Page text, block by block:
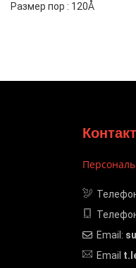
Размер пор : 120Å
Email:
Email